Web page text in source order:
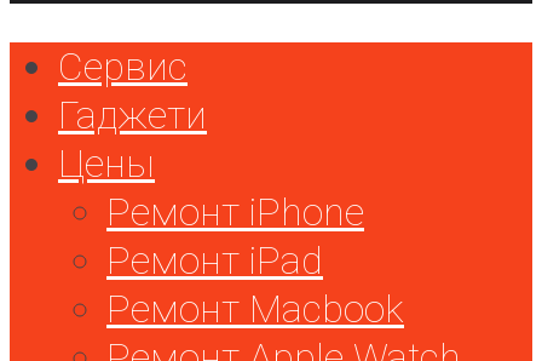
Сервис
Гаджети
Цены
Ремонт iPhone
Ремонт iPad
Ремонт Macbook